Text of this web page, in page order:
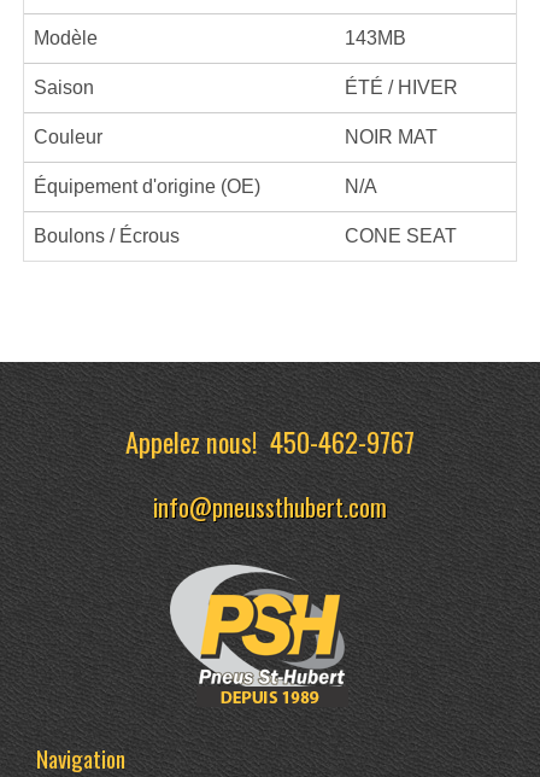
Modèle 143MB
Saison ÉTÉ / HIVER
Couleur NOIR MAT
Équipement d'origine (OE) N/A
Boulons / Écrous CONE SEAT
Appelez nous!450-462-9767
info@pneussthubert.com
Navigation